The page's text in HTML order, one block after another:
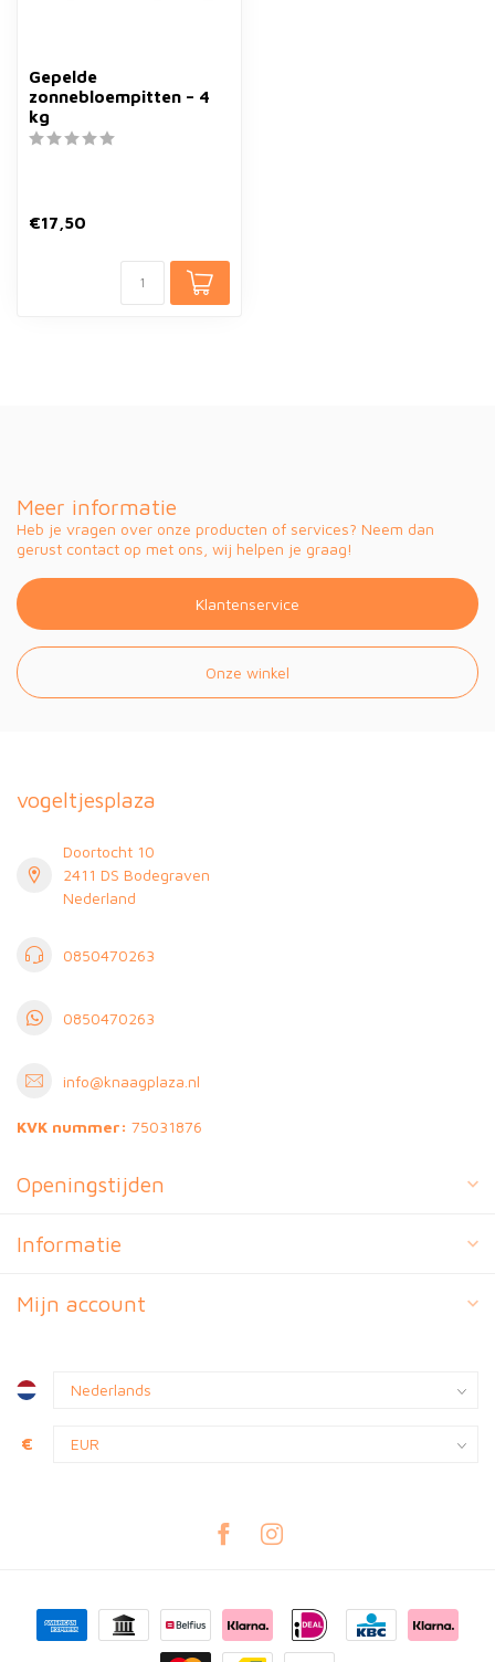
Gepelde
zonnebloempitten – 4
kg
€17,50
Meer informatie
Heb je vragen over onze producten of services? Neem dan
gerust contact op met ons, wij helpen je graag!
Klantenservice
Onze winkel
vogeltjesplaza
Doortocht 10
2411 DS Bodegraven
Nederland
0850470263
0850470263
info@knaagplaza.nl
KVK nummer: 75031876
Openingstijden
Informatie
Mijn account
€